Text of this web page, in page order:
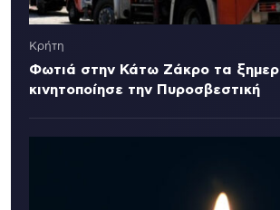
Κρήτη
Φωτιά στην Κάτω Ζάκρο τα
κινητοποίησε την Πυροσβεστική